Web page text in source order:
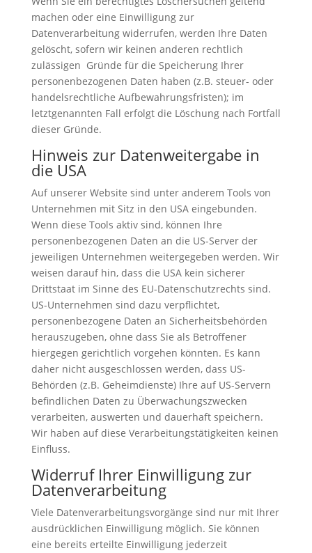
machen oder eine Einwilligung zur
Datenverarbeitung widerrufen, werden Ihre Daten
gelöscht, sofern wir keinen anderen rechtlich
zulässigen Gründe für die Speicherung Ihrer
personenbezogenen Daten haben (z.B. steuer- oder
handelsrechtliche Aufbewahrungsfristen); im
letztgenannten Fall erfolgt die Löschung nach Fortfall
dieser Gründe.
Hinweis zur Datenweitergabe in
die USA
Auf unserer Website sind unter anderem Tools von
Unternehmen mit Sitz in den USA eingebunden.
Wenn diese Tools aktiv sind, können Ihre
personenbezogenen Daten an die US-Server der
jeweiligen Unternehmen weitergegeben werden. Wir
weisen darauf hin, dass die USA kein sicherer
Drittstaat im Sinne des EU-Datenschutzrechts sind.
US-Unternehmen sind dazu verpflichtet,
personenbezogene Daten an Sicherheitsbehörden
herauszugeben, ohne dass Sie als Betroffener
hiergegen gerichtlich vorgehen könnten. Es kann
daher nicht ausgeschlossen werden, dass US-
Behörden (z.B. Geheimdienste) Ihre auf US-Servern
befindlichen Daten zu Überwachungszwecken
verarbeiten, auswerten und dauerhaft speichern.
Wir haben auf diese Verarbeitungstätigkeiten keinen
Einfluss.
Widerruf Ihrer Einwilligung zur
Datenverarbeitung
Viele Datenverarbeitungsvorgänge sind nur mit Ihrer
ausdrücklichen Einwilligung möglich. Sie können
eine bereits erteilte Einwilligung jederzeit